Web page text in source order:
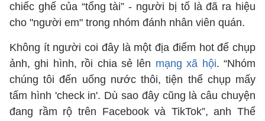
chiếc ghế của “tổng tài” - người bị tố là đã ra hiệu
cho "người em" trong nhóm đánh nhân viên quán.
Không ít người coi đây là một địa điểm hot để chụp
ảnh, ghi hình, rồi chia sẻ lên mạng xã hội. “Nhóm
chúng tôi đến uống nước thôi, tiện thể chụp mấy
tấm hình 'check in'. Dù sao đây cũng là câu chuyện
đang rầm rộ trên Facebook và TikTok”, anh Thế